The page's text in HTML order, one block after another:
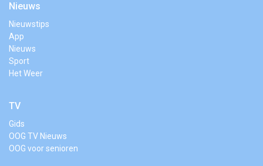
Nieuws
Nieuwstips
App
Nieuws
Sport
Het Weer
TV
Gids
OOG TV Nieuws
OOG voor senioren